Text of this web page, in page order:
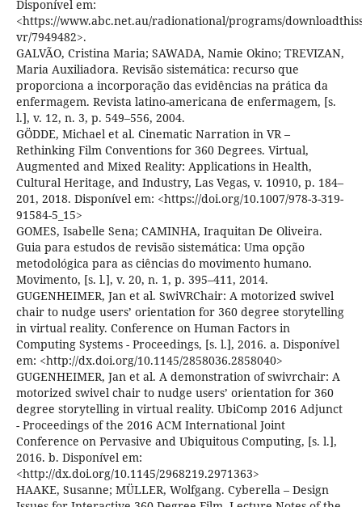
Disponível em:
<https://www.abc.net.au/radionational/programs/
vr/7949482>.
GALVÃO, Cristina Maria; SAWADA, Namie Okino; TREVIZAN,
Maria Auxiliadora. Revisão sistemática: recurso que
proporciona a incorporação das evidências na prática da
enfermagem. Revista latino-americana de enfermagem, [s.
l.], v. 12, n. 3, p. 549–556, 2004.
GÖDDE, Michael et al. Cinematic Narration in VR –
Rethinking Film Conventions for 360 Degrees. Virtual,
Augmented and Mixed Reality: Applications in Health,
Cultural Heritage, and Industry, Las Vegas, v. 10910, p. 184–
201, 2018. Disponível em: <https://doi.org/10.1007/978-3-319-
91584-5_15>
GOMES, Isabelle Sena; CAMINHA, Iraquitan De Oliveira.
Guia para estudos de revisão sistemática: Uma opção
metodológica para as ciências do movimento humano.
Movimento, [s. l.], v. 20, n. 1, p. 395–411, 2014.
GUGENHEIMER, Jan et al. SwiVRChair: A motorized swivel
chair to nudge users’ orientation for 360 degree storytelling
in virtual reality. Conference on Human Factors in
Computing Systems - Proceedings, [s. l.], 2016. a. Disponível
em: <http://dx.doi.org/10.1145/2858036.2858040>
GUGENHEIMER, Jan et al. A demonstration of swivrchair: A
motorized swivel chair to nudge users’ orientation for 360
degree storytelling in virtual reality. UbiComp 2016 Adjunct
- Proceedings of the 2016 ACM International Joint
Conference on Pervasive and Ubiquitous Computing, [s. l.],
2016. b. Disponível em:
<http://dx.doi.org/10.1145/2968219.2971363>
HAAKE, Susanne; MÜLLER, Wolfgang. Cyberella – Design